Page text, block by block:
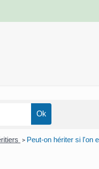
> Peut-on hériter si l'on